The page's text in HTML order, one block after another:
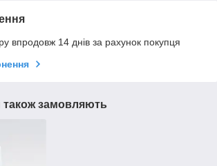
впродовж 14 днів за рахунок покупця
замовляють